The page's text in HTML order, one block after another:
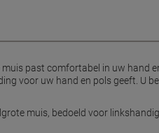
muis past comfortabel in uw hand
voor uw hand en pols geeft. U
muis, bedoeld voor